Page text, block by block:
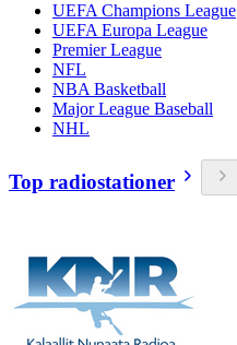
UEFA Champions League
UEFA Europa League
Premier League
NFL
NBA Basketball
Major League Baseball
NHL
Top radiostationer